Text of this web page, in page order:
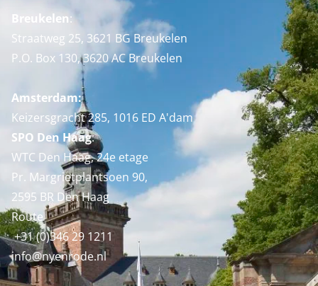
Breukelen:
Straatweg 25, 3621 BG Breukelen
P.O. Box 130, 3620 AC Breukelen
Amsterdam:
Keizersgracht 285, 1016 ED A'dam
SPO Den Haag:
WTC Den Haag, 24e etage
Pr. Margrietplantsoen 90,
2595 BR Den Haag
Route
+31 (0)346 29 1211
info@nyenrode.nl